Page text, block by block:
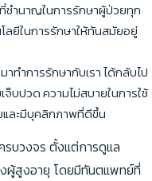
ชำนาญในการรักษาผู้ป่วยทุก
ลยีในการรักษาให้ทันสมัยอยู่
ำการรักษากับเรา ได้กลับไป
บปวด ความไม่สบายในการใช้
ละมีบุคลิกภาพที่ดีขึ้น
รบวงจร ตั้งแต่การดูแล
ผู้สูงอายุ โดยมีทันตแพทย์ที่